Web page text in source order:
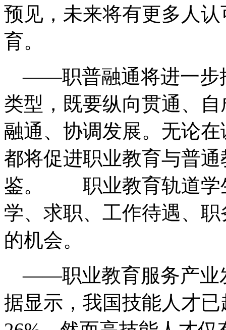
预见，未来将有更多人
育。
——职普融通将进一步
类型，既要纵向贯通、
融通、协调发展。无论
都将促进职业教育与普
鉴。 职业教育轨道学
学、求职、工作待遇、
的机会。
——职业教育服务产业
据显示，我国技能人才已